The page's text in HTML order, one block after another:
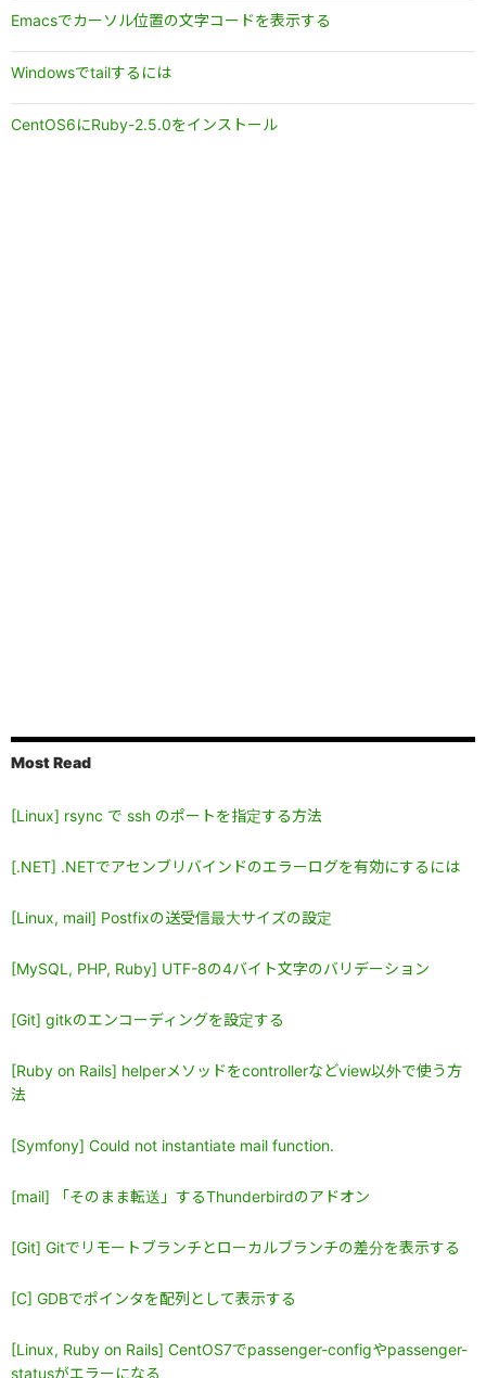
Emacsでカーソル位置の文字コードを表示する
Windowsでtailするには
CentOS6にRuby-2.5.0をインストール
Most Read
[Linux] rsync で ssh のポートを指定する方法
[.NET] .NETでアセンブリバインドのエラーログを有効にするには
[Linux, mail] Postfixの送受信最大サイズの設定
[MySQL, PHP, Ruby] UTF-8の4バイト文字のバリデーション
[Git] gitkのエンコーディングを設定する
[Ruby on Rails] helperメソッドをcontrollerなどview以外で使う方
法
[Symfony] Could not instantiate mail function.
[mail] 「そのまま転送」するThunderbirdのアドオン
[Git] Gitでリモートブランチとローカルブランチの差分を表示する
[C] GDBでポインタを配列として表示する
[Linux, Ruby on Rails] CentOS7でpassenger-configやpassenger-
statusがエラーになる